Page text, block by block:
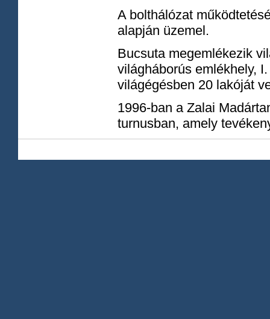
A bolthálózat
alapján üzemel.
Bucsuta megemlékezik
világháborús emlékhely,
világégésben 20 lakóját
1996-ban a Zalai
turnusban, amely